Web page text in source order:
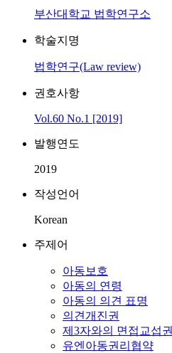
부산대학교 법학연구소
학술지명
법학연구(Law review)
권호사항
Vol.60 No.1 [2019]
발행연도
2019
작성언어
Korean
주제어
아동보호
아동의 연령
아동의 의견 표명
의견개진권
제3자와의 면접교섭권
유엔아동권리협약